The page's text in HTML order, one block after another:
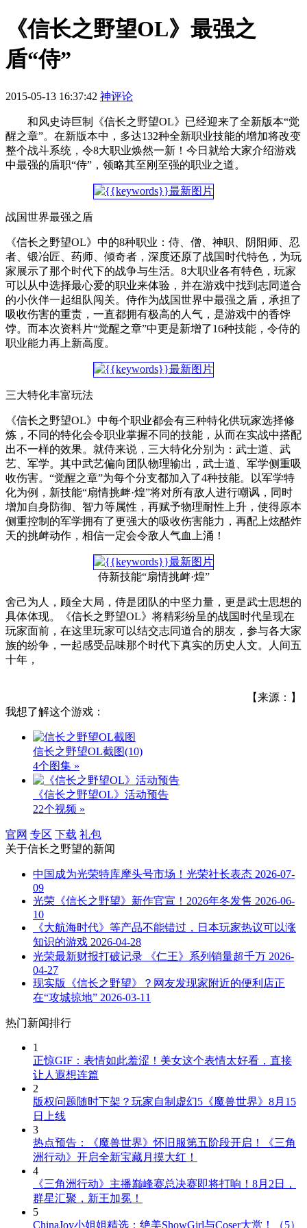
《信长之野望OL》最强之
盾“侍”
2015-05-13 16:37:42 神评论
和风史诗巨制《信长之野望OL》已经迎来了全新版本“觉
醒之章”。在新版本中，多达132种全新职业技能的增加将改变
整个战斗系统，令8大职业焕然一新！今日就给大家介绍游戏
中最强的盾职“侍”，领略其至刚至强的职业之道。
战国世界最强之盾
《信长之野望OL》中的8种职业：侍、僧、神职、阴阳师、忍
者、锻冶匠、药师、倾奇者，深度还原了战国时代特色，为玩
家展示了那个时代下的战争与生活。8大职业各有特色，玩家
可以从中选择最心爱的职业来体验，并在游戏中找到志同道合
的小伙伴一起组队闯关。侍作为战国世界中最强之盾，承担了
吸收伤害的重责，一直都拥有极高的人气，是游戏中的香饽
饽。而本次资料片“觉醒之章”中更是新增了16种技能，令侍的
职业能力再上新高度。
三大特化丰富玩法
《信长之野望OL》中每个职业都会有三种特化供玩家选择修
炼，不同的特化会令职业掌握不同的技能，从而在实战中搭配
出不一样的效果。就侍来说，三大特化分别为：武士道、武
艺、军学。其中武艺偏向团队物理输出，武士道、军学侧重吸
收伤害。“觉醒之章”为每个分支都加入了4种技能。以军学特
化为例，新技能“扇情挑衅·煌”将对所有敌人进行嘲讽，同时
增加自身防御、智力等属性，再赋予物理耐性上升，使得原本
侧重控制的军学拥有了更强大的吸收伤害能力，再配上炫酷炸
天的挑衅动作，相信一定会令敌人气血上涌！
侍新技能“扇情挑衅·煌”
舍己为人，顾全大局，侍是团队的中坚力量，更是武士思想的
具体体现。《信长之野望OL》将精彩纷呈的战国时代呈现在
玩家面前，在这里玩家可以结交志同道合的朋友，参与各大家
族的纷争，一起感受品味那个时代下真实的历史人文。人间五
十年，
【来源：】
我想了解这个游戏：
信长之野望OL截图(10)
4个图集 »
《信长之野望OL》活动预告
22个视频 »
官网 专区 下载 礼包
关于信长之野望的新闻
中国成为光荣特库摩头号市场！光荣社长表态 2026-07-
09
光荣《信长之野望》新作官宣！2026年冬发售 2026-06-
10
《大航海时代》等产品不能错过，日本玩家热议可以涨
知识的游戏 2026-04-28
光荣最新财报打破记录 《仁王》系列销量超千万 2026-
04-27
现实版《信长之野望》？网友发现家附近的便利店正
在“攻城掠地” 2026-03-11
热门新闻排行
1
正惊GIF：表情如此羞涩！美女这个表情太好看，直接
让人遐想连篇
2
版权问题随时下架？玩家自制虚幻5《魔兽世界》8月15
日上线
3
热点预告：《魔兽世界》怀旧服第五阶段开启！《三角
洲行动》开启全新宝藏月摸大红！
4
《三角洲行动》主播巅峰赛总决赛即将打响！8月2日，
群星汇聚，新王加冕！
5
ChinaJoy小姐姐精选：绝美ShowGirl与Coser大赏！（5）